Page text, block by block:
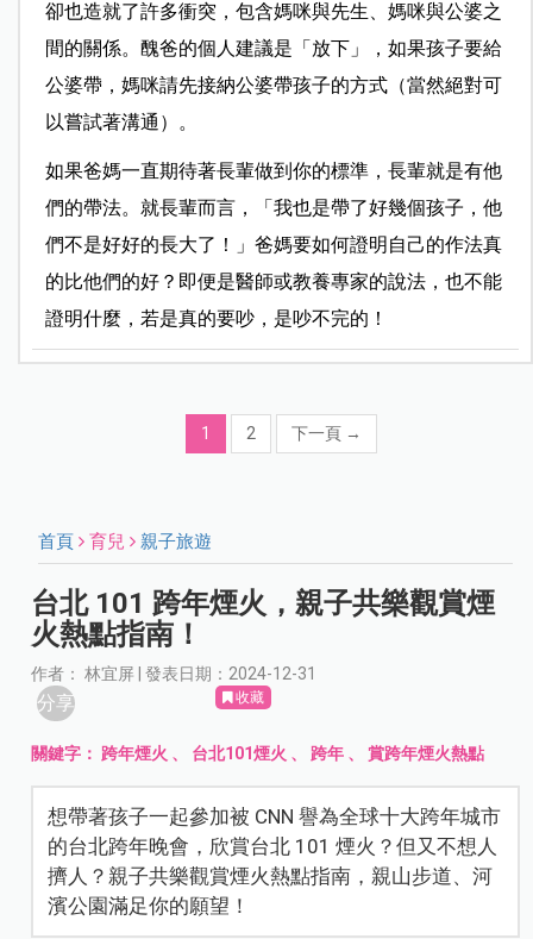
卻也造就了許多衝突，包含媽咪與先生、媽咪與公婆之
間的關係。醜爸的個人建議是「放下」，如果孩子要給
公婆帶，媽咪請先接納公婆帶孩子的方式（當然絕對可
以嘗試著溝通）。
如果爸媽一直期待著長輩做到你的標準，長輩就是有他
們的帶法。就長輩而言，「我也是帶了好幾個孩子，他
們不是好好的長大了！」爸媽要如何證明自己的作法真
的比他們的好？即便是醫師或教養專家的說法，也不能
證明什麼，若是真的要吵，是吵不完的！
1 2 下一頁 →
首頁 育兒 親子旅遊
台北 101 跨年煙火，親子共樂觀賞煙
火熱點指南！
作者： 林宜屏 | 發表日期：2024-12-31
分享 收藏
關鍵字：跨年煙火 、 台北101煙火 、跨年 、 賞跨年煙火熱點
想帶著孩子一起參加被 CNN 譽為全球十大跨年城市
的台北跨年晚會，欣賞台北 101 煙火？但又不想人
擠人？親子共樂觀賞煙火熱點指南，親山步道、河
濱公園滿足你的願望！